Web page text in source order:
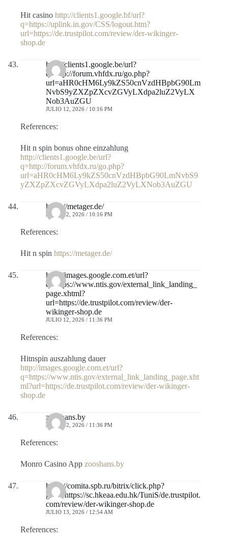
Hit casino http://clients1.google.bf/url?
q=https://uplink.in.gov/CSS/logout.htm?
url=https://de.trustpilot.com/review/der-wikinger-
shop.de
http://clients1.google.be/url?
q=http://forum.vhfdx.ru/go.php?
url=aHR0cHM6Ly9kZS50cnVzdHBpbG90Lm
NvbS9yZXZpZXcvZGVyLXdpa2luZ2VyLX
Nob3AuZGU
JULIO 12, 2026 / 10:16 PM
References:
Hit n spin bonus ohne einzahlung
http://clients1.google.be/url?
q=http://forum.vhfdx.ru/go.php?
url=aHR0cHM6Ly9kZS50cnVzdHBpbG90LmNvbS9
yZXZpZXcvZGVyLXdpa2luZ2VyLXNob3AuZGU
https://metager.de/
JULIO 12, 2026 / 10:16 PM
References:
Hit n spin https://metager.de/
http://images.google.com.et/url?
q=https://www.ntis.gov/external_link_landing_
page.xhtml?
url=https://de.trustpilot.com/review/der-
wikinger-shop.de
JULIO 12, 2026 / 11:36 PM
References:
Hitnspin auszahlung dauer
http://images.google.com.et/url?
q=https://www.ntis.gov/external_link_landing_page.xht
ml?url=https://de.trustpilot.com/review/der-wikinger-
shop.de
zooshans.by
JULIO 12, 2026 / 11:36 PM
References:
Monro Casino App zooshans.by
https://comita.spb.ru/bitrix/click.php?
goto=https://sc.hkeaa.edu.hk/TuniS/de.trustpilot.
com/review/der-wikinger-shop.de
JULIO 13, 2026 / 12:54 AM
References: